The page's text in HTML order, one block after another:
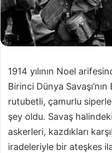
1914 yılının Noel
Birinci Dünya
rutubetli, çamurlu
şey oldu. Savaş
askerleri, kazdıkları
iradeleriyle bir ateşkes